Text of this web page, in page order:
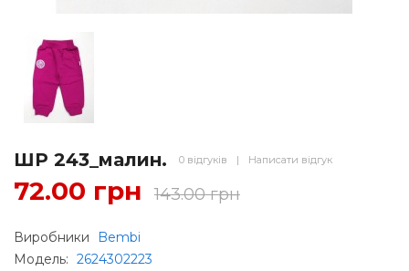
ШР 243_малин. 0 відгуків | Написати відгук
72.00 грн 143.00 грн
Виробники
Bembi
Модель: 2624302223